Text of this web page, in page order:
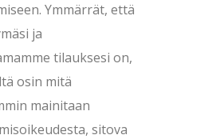
Ymmärrät, että
ja
tilauksesi on,
osin mitä
mainitaan
sitova